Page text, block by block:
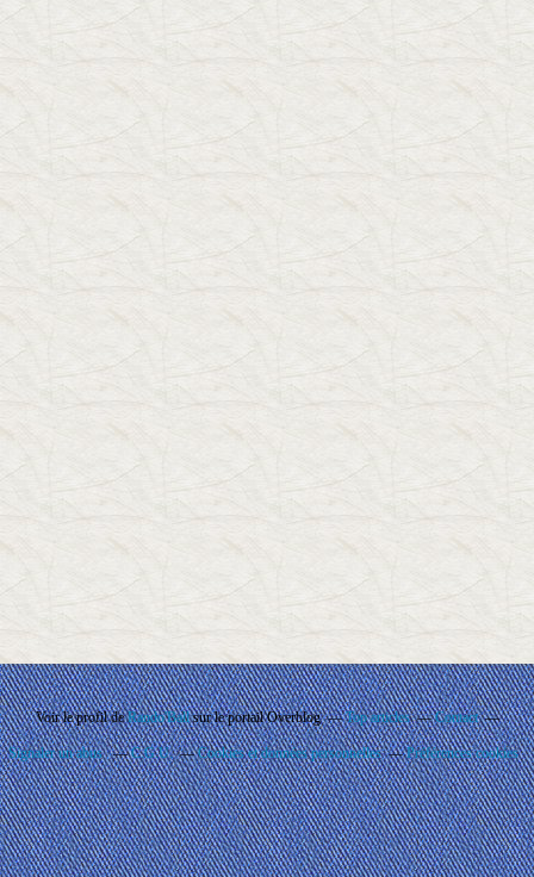
Voir le profil deRando'Ballsur le portail Overblog Top articles Contact
Signaler un abus C.G.U. Cookies et données personnelles Préférences cookies